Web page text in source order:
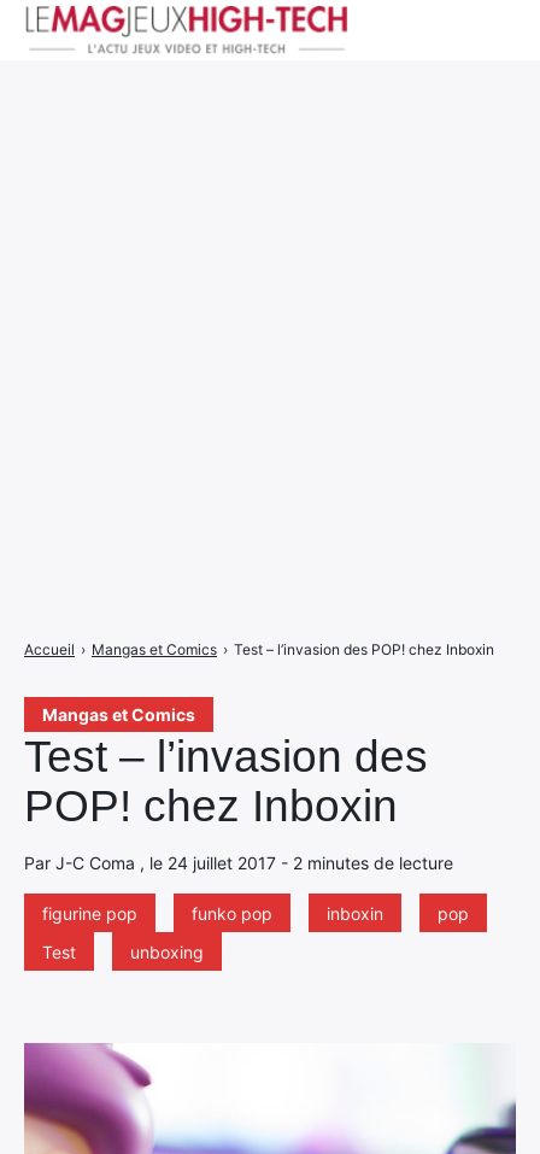
Mangas et Comics
Test – l’invasion des
POP! chez Inboxin
Par J-C Coma , le 24 juillet 2017 - 2 minutes de lecture
figurine pop funko pop inboxin
pop
Test
unboxing
Accueil › Mangas et Comics › Test – l’invasion des POP! chez Inboxin